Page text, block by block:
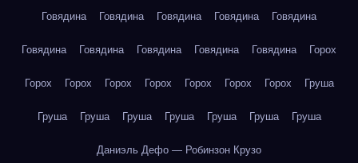
Говядина Говядина Говядина Говядина Говядина
Говядина Говядина Говядина Говядина Говядина Горох
Горох Горох Горох Горох Горох Горох Горох Груша
Груша Груша Груша Груша Груша Груша Груша
Даниэль Дефо — Робинзон Крузо